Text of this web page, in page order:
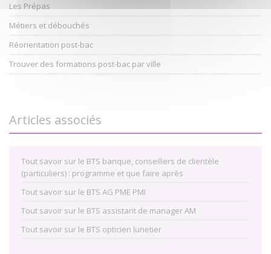
Les Prépas
Métiers et débouchés
Réorientation post-bac
Trouver des formations post-bac par ville
Articles associés
Tout savoir sur le BTS banque, conseillers de clientèle
(particuliers) : programme et que faire après
Tout savoir sur le BTS AG PME PMI
Tout savoir sur le BTS assistant de manager AM
Tout savoir sur le BTS opticien lunetier